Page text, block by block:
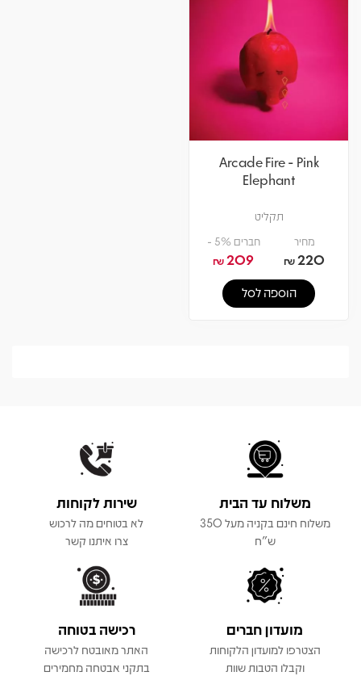
Arcade Fire - Pink
Elephant
תקליט
מחיר
220
₪
חברים 5% -
209
₪
הוספה לסל
משלוח עד הבית
משלוח חינם בקניה מעל 350
ש"ח
שירות לקוחות
לא בטוחים מה לרכוש
צרו איתנו קשר
מועדון חברים
הצטרפו למועדון הלקוחות
וקבלו הטבות שוות
רכישה בטוחה
האתר מאובטח לרכישה
בתקני אבטחה מחמירים